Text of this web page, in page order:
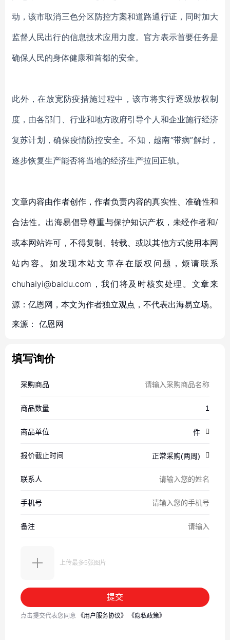
动，该市取消三色分区防控方案和道路通行证，同时加大
监督人民出行的信息技术应用力度。官方表示首要任务是
确保人民的身体健康和首都的安全。
此外，在放宽防疫措施过程中，该市将实行逐级放权制
度，由各部门、行业和地方政府引导个人和企业施行经济
复苏计划，确保疫情防控安全。不知，越南“带病”解封，
逐步恢复生产能否将当地的经济生产拉回正轨。
文章内容由作者创作，作者负责内容的真实性、准确性和
合法性。出海易倡导尊重与保护知识产权，未经作者和/
或本网站许可，不得复制、转载、或以其他方式使用本网
站内容。如发现本站文章存在版权问题，烦请联系
chuhaiyi@baidu.com，我们将及时核实处理。文章来
源：亿恩网，本文为作者独立观点，不代表出海易立场。
来源： 亿恩网
填写询价